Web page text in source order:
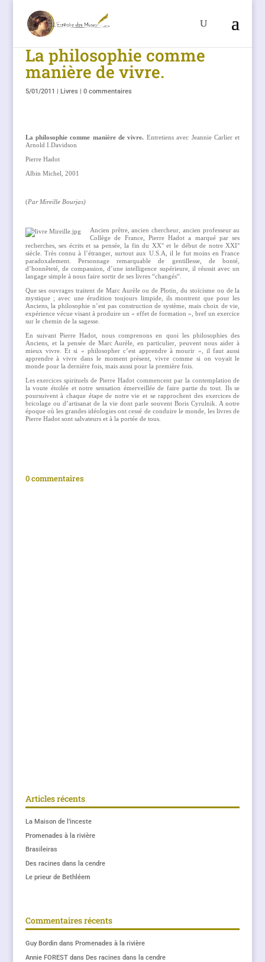
La philosophie comme
manière de vivre.
5/01/2011 | Livres | 0 commentaires
La philosophie comme manière de vivre. Entretiens avec Jeannie Carlier et
Arnold I.Davidson
Pierre Hadot
Albin Michel, 2001
(Par Mireille Bourjas)
Ancien prêtre, ancien chercheur, ancien professeur au
Collège de France, Pierre Hadot a marqué par ses
recherches, ses écrits et sa pensée, la fin du XX° et le début de notre XXI°
siècle. Très connu à l’étranger, surtout aux U.S.A, il le fut moins en France
paradoxalement. Personnage remarquable de gentillesse, de bonté,
d’honnêteté, de compassion, d’une intelligence supérieure, il réussit avec un
langage simple à nous faire sortir de ses livres “changés“.
Que ses ouvrages traitent de Marc Aurèle ou de Plotin, du stoïcisme ou de la
mystique ; avec une érudition toujours limpide, ils montrent que pour les
Anciens, la philosophie n’est pas construction de système, mais choix de vie,
expérience vécue visant à produire un « effet de formation », bref un exercice
sur le chemin de la sagesse.
En suivant Pierre Hadot, nous comprenons en quoi les philosophies des
Anciens, et la pensée de Marc Aurèle, en particulier, peuvent nous aider à
mieux vivre. Et si « philosopher c’est apprendre à mourir », il faut aussi
apprendre à vivre dans le moment présent, vivre comme si on voyait le
monde pour la dernière fois, mais aussi pour la première fois.
Les exercices spirituels de Pierre Hadot commencent par la contemplation de
la voute étoilée et notre sensation émerveillée de faire partie du tout. Ils se
poursuivent à chaque étape de notre vie et se rapprochent des exercices de
bricolage ou d’artisanat de la vie dont parle souvent Boris Cyrulnik. A notre
époque où les grandes idéologies ont cessé de conduire le monde, les livres de
Pierre Hadot sont salvateurs et à la portée de tous.
0 commentaires
Articles récents
La Maison de l’inceste
Promenades à la rivière
Brasileiras
Des racines dans la cendre
Le prieur de Bethléem
Commentaires récents
Guy Bordindans Promenades à la rivière
Annie FORESTdans Des racines dans la cendre